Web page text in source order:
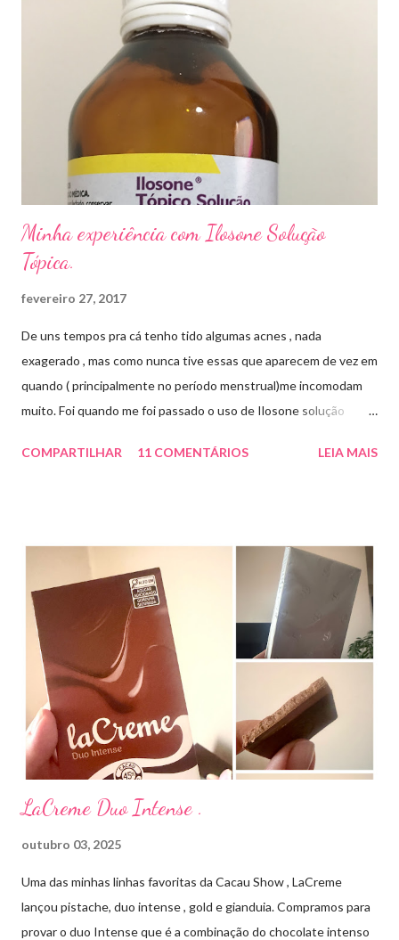
orais ,ou para aplicação local receitados pelo dermatologista. O
tempo para tratamento pode variar de 06 meses a um ano. Para
quem prefere tratamentos caseiros , pode aplicar óleo de cravo
duas vezes ao dia. Eu já passei por isso, pelo uso de muito
sapato fechado e apertado . E utilizei o Ciclopirox olamina que é
um agente antifúngico sintético para tratamento dermatológico
Minha experiência com Ilosone Solução
Tópica.
fevereiro 27, 2017
De uns tempos pra cá tenho tido algumas acnes , nada
exagerado , mas como nunca tive essas que aparecem de vez em
quando ( principalmente no período menstrual)me incomodam
muito. Foi quando me foi passado o uso de Ilosone solução
uma consulta com o dermatologista) O Ilosone é um antibiótico
aplico sobre a acne ( geralmente uso a noite). Informação do
produto: ILOSONE TÓPICO SOLUÇÃO (eritromicina) é um
antibiótico de amplo espectro produzido por uma cepa de
Streptomyces erythraeus. É básico e forma rapidamente sais
com os ácidos. Forma farmacêutica e Apresentação ILOSONE
TÓPICO SOLUÇÃO é apresentado sob a forma líquida em
frascos de 120 ml. USO PEDIÁTRICO E ADULTO. Composição
Cada ml contém: Eritromicina base 20 mg Excipientes q.s....
COMPARTILHAR 11 COMENTÁRIOS LEIA MAIS
LaCreme Duo Intense .
outubro 03, 2025
Uma das minhas linhas favoritas da Cacau Show , LaCreme
lançou pistache, duo intense , gold e gianduia. Compramos para
provar o duo Intense que é a combinação do chocolate intenso